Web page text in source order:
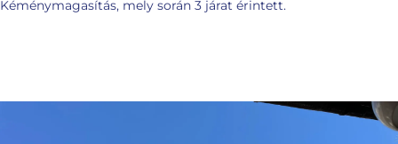
Kéménymagasítás, mely során 3 járat érintett.